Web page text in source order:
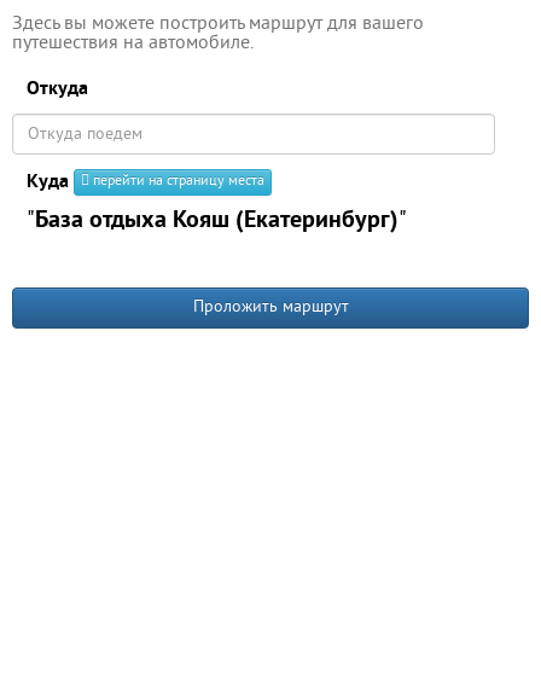
Здесь вы можете построить маршрут для вашего
путешествия на автомобиле.
Откуда
Куда перейти на страницу места
"База отдыха Кояш (Екатеринбург)"
Проложить маршрут